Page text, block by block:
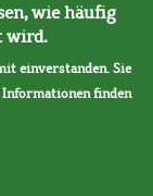
wie häufig
wird.
einverstanden. Sie
finden